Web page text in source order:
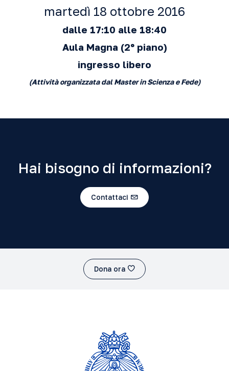
martedì 18 ottobre 2016
dalle 17:10 alle 18:40
Aula Magna (2º piano)
ingresso libero
(Attività organizzata dal Master in Scienza e Fede)
Hai bisogno di informazioni?
Contattaci
Dona ora